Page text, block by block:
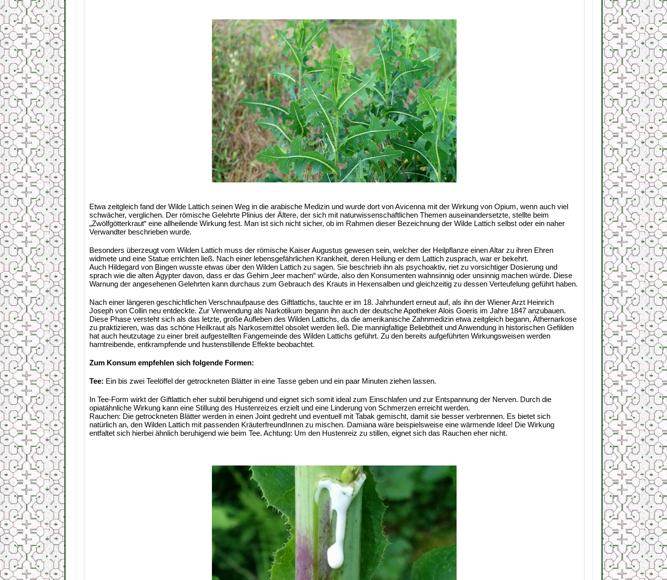
Etwa zeitgleich fand der Wilde Lattich seinen Weg in die arabische Medizin und wurde dort von Avicenna mit der Wirkung von Opium, wenn auch viel
schwächer, verglichen. Der römische Gelehrte Plinius der Ältere, der sich mit naturwissenschaftlichen Themen auseinandersetzte, stellte beim
„Zwölfgötterkraut“ eine allheilende Wirkung fest. Man ist sich nicht sicher, ob im Rahmen dieser Bezeichnung der Wilde Lattich selbst oder ein naher
Verwandter beschrieben wurde.
Besonders überzeugt vom Wilden Lattich muss der römische Kaiser Augustus gewesen sein, welcher der Heilpflanze einen Altar zu ihren Ehren
widmete und eine Statue errichten ließ. Nach einer lebensgefährlichen Krankheit, deren Heilung er dem Lattich zusprach, war er bekehrt.
Auch Hildegard von Bingen wusste etwas über den Wilden Lattich zu sagen. Sie beschrieb ihn als psychoaktiv, riet zu vorsichtiger Dosierung und
sprach wie die alten Ägypter davon, dass er das Gehirn „leer machen“ würde, also den Konsumenten wahnsinnig oder unsinnig machen würde. Diese
Warnung der angesehenen Gelehrten kann durchaus zum Gebrauch des Krauts in Hexensalben und gleichzeitig zu dessen Verteufelung geführt haben.
Nach einer längeren geschichtlichen Verschnaufpause des Giftlattichs, tauchte er im 18. Jahrhundert erneut auf, als ihn der Wiener Arzt Heinrich
Joseph von Collin neu entdeckte. Zur Verwendung als Narkotikum begann ihn auch der deutsche Apotheker Alois Goeris im Jahre 1847 anzubauen.
Diese Phase versteht sich als das letzte, große Aufleben des Wilden Lattichs, da die amerikanische Zahnmedizin etwa zeitgleich begann, Äthernarkose
zu praktizieren, was das schöne Heilkraut als Narkosemittel obsolet werden ließ. Die mannigfaltige Beliebtheit und Anwendung in historischen Gefilden
hat auch heutzutage zu einer breit aufgestellten Fangemeinde des Wilden Lattichs geführt. Zu den bereits aufgeführten Wirkungsweisen werden
harntreibende, entkrampfende und hustenstillende Effekte beobachtet.
Zum Konsum empfehlen sich folgende Formen:
Tee: Ein bis zwei Teelöffel der getrockneten Blätter in eine Tasse geben und ein paar Minuten ziehen lassen.
In Tee-Form wirkt der Giftlattich eher subtil beruhigend und eignet sich somit ideal zum Einschlafen und zur Entspannung der Nerven. Durch die
opiatähnliche Wirkung kann eine Stillung des Hustenreizes erzielt und eine Linderung von Schmerzen erreicht werden.
Rauchen: Die getrockneten Blätter werden in einen Joint gedreht und eventuell mit Tabak gemischt, damit sie besser verbrennen. Es bietet sich
natürlich an, den Wilden Lattich mit passenden KräuterfreundInnen zu mischen. Damiana wäre beispielsweise eine wärmende Idee! Die Wirkung
entfaltet sich hierbei ähnlich beruhigend wie beim Tee. Achtung: Um den Hustenreiz zu stillen, eignet sich das Rauchen eher nicht.